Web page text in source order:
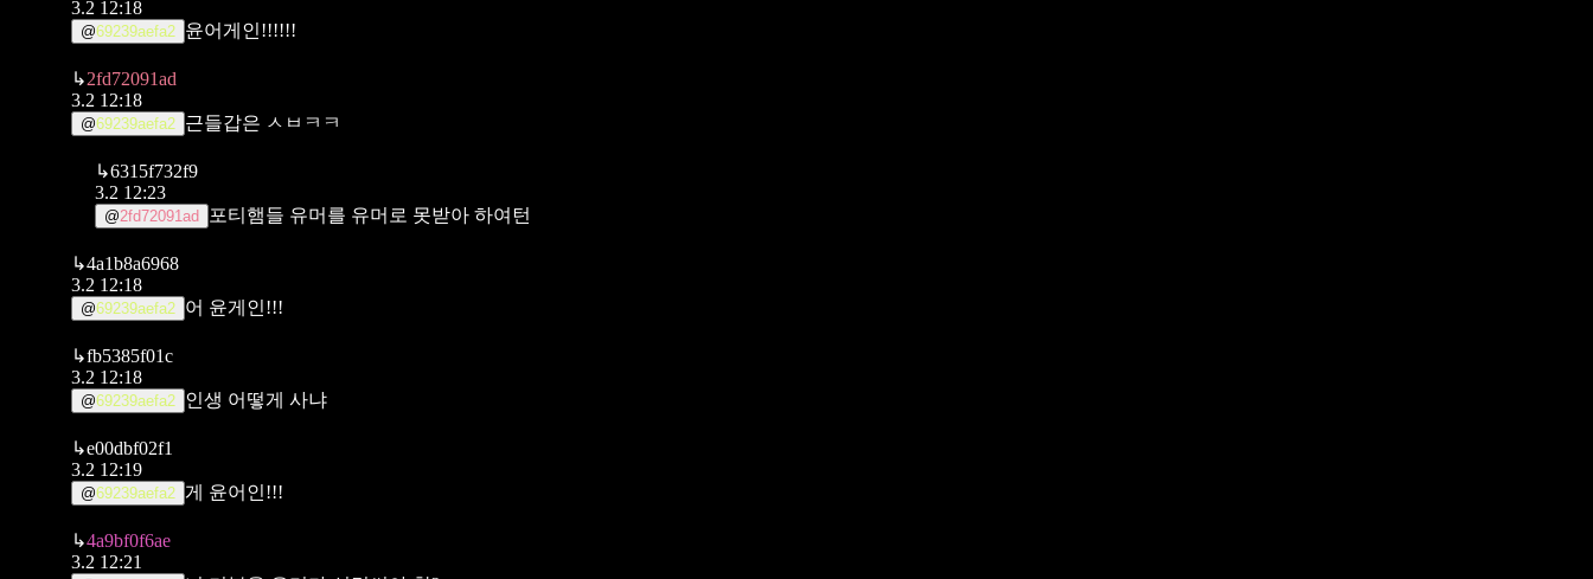
3.2 12:18
@69239aefa2 윤어게인!!!!!!
↳2fd72091ad
3.2 12:18
@69239aefa2 근들갑은 ㅅㅂㅋㅋ
↳6315f732f9
3.2 12:23
@2fd72091ad 포티햄들 유머를 유머로 못받아 하여턴
↳4a1b8a6968
3.2 12:18
@69239aefa2 어 윤게인!!!
↳fb5385f01c
3.2 12:18
@69239aefa2 인생 어떻게 사냐
↳e00dbf02f1
3.2 12:19
@69239aefa2 게 윤어인!!!
↳4a9bf0f6ae
3.2 12:21